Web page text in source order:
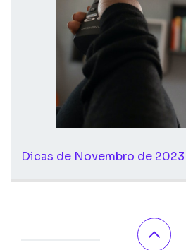
Dicas de Novembro de 2023